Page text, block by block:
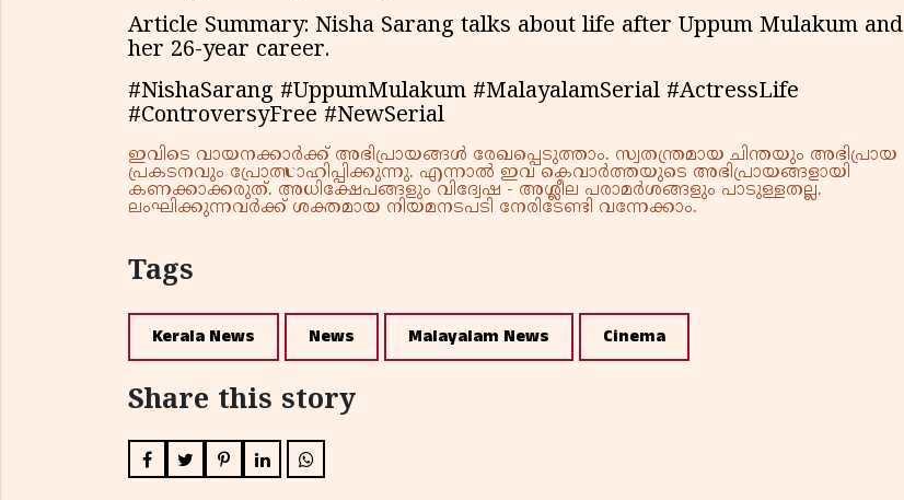
Article Summary: Nisha Sarang talks about life after Uppum Mulakum and
her 26-year career.
#NishaSarang #UppumMulakum #MalayalamSerial #ActressLife
#ControversyFree #NewSerial
ഇവിടെ വായനക്കാർക്ക് അഭിപ്രായങ്ങൾ രേഖപ്പെടുത്താം. സ്വതന്ത്രമായ ചിന്തയും അഭിപ്രായ
പ്രകടനവും പ്രോത്സാഹിപ്പിക്കുന്നു. എന്നാൽ ഇവ കെവാർത്തയുടെ അഭിപ്രായങ്ങളായി
കണക്കാക്കരുത്. അധിക്ഷേപങ്ങളും വിദ്വേഷ - അശ്ലീല പരാമർശങ്ങളും പാടുള്ളതല്ല.
ലംഘിക്കുന്നവർക്ക് ശക്തമായ നിയമനടപടി നേരിടേണ്ടി വന്നേക്കാം.
Tags
Kerala News News Malayalam News Cinema
Share this story